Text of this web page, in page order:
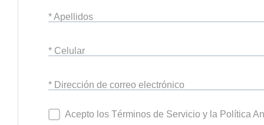
* Apellidos
* Celular
* Dirección de correo electrónico
Acepto los Términos de Servicio y la Política